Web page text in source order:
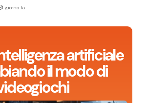
artificiale
il modo di
1 giorno fa